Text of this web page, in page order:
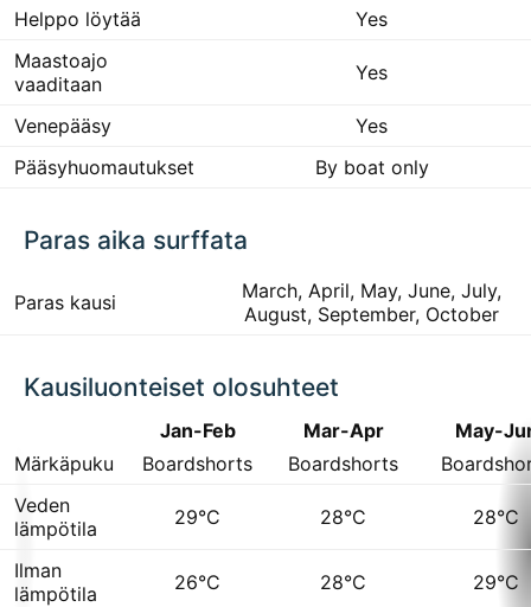
Helppo löytää
Yes
Maastoajo
vaaditaan
Yes
Venepääsy
Yes
Pääsyhuomautukset
By boat only
Paras aika surffata
Paras kausi
March, April, May, June, July,
August, September, October
Kausiluonteiset olosuhteet
Jan-Feb Mar-Apr
May-
Märkäpuku
Boardshorts Boardshorts
Veden
lämpötila
29°C 28°C 28°C
Ilman
lämpötila
26°C 28°C 29°C